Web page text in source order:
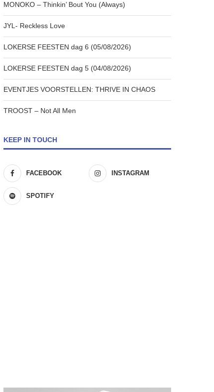
MONOKO – Thinkin’ Bout You (Always)
JYL- Reckless Love
LOKERSE FEESTEN dag 6 (05/08/2026)
LOKERSE FEESTEN dag 5 (04/08/2026)
EVENTJES VOORSTELLEN: THRIVE IN CHAOS
TROOST – Not All Men
KEEP IN TOUCH
FACEBOOK INSTAGRAM
SPOTIFY